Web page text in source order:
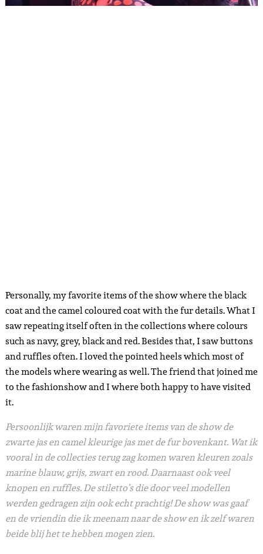
Personally, my favorite items of the show where the black
coat and the camel coloured coat with the fur details. What I
saw repeating itself often in the collections where colours
such as navy, grey, black and red. Besides that, I saw buttons
and ruffles often. I loved the pointed heels which most of
the models where wearing as well. The friend that joined me
to the fashionshow and I where both happy to have visited
it.
Persoonlijk waren mijn favoriete items van de show de
zwarte jas en camel kleurige jas met de fur bovenkant. Wat ik
vooral in de collecties terug zag komen waren kleuren zoals
marine blauw, grijs, zwart en rood. Daarnaast ook veel
knopen en ruffles. De stiletto’s die door veel modellen
werden gedragen zijn ook echt prachtig! De show was gaaf
en de vriendin die ik meenam naar de show en ik zelf waren
beide blij het te hebben mogen zien.